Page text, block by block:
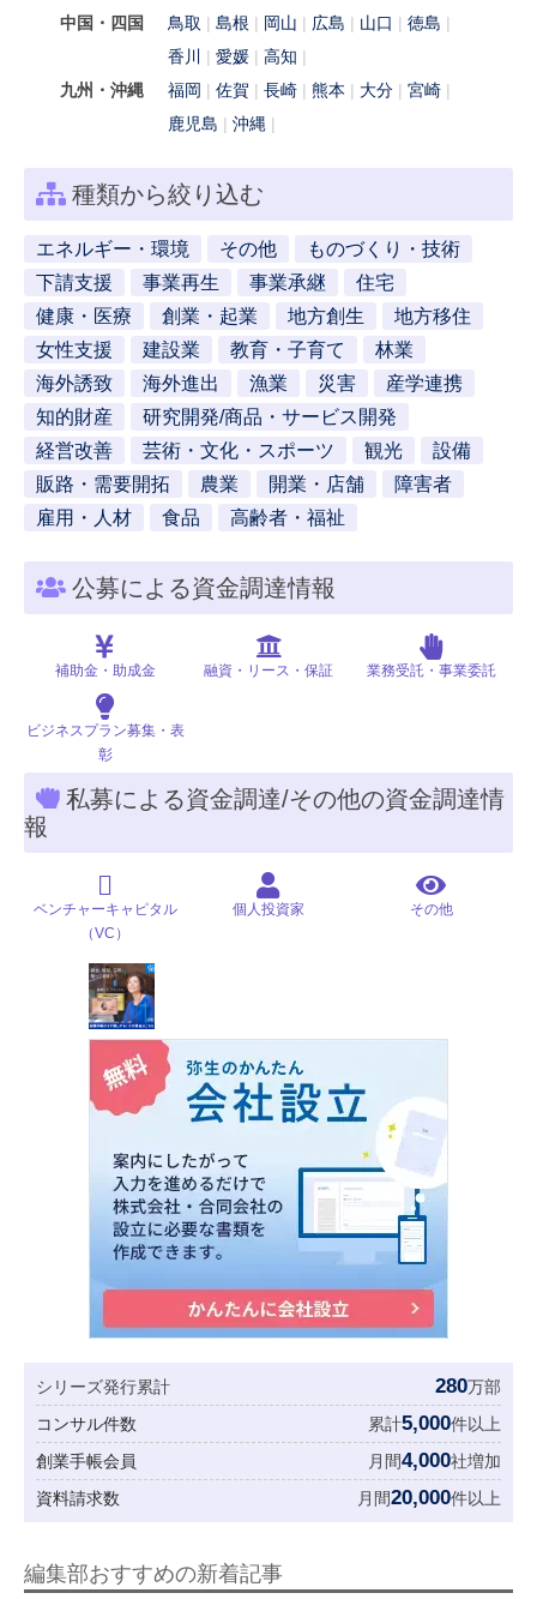
中国・四国
鳥取 島根 岡山 広島 山口
徳島
香川
愛媛
高知
九州・沖縄
福岡 佐賀 長崎 熊本 大分
宮崎
鹿児島
沖縄
種類から絞り込む
エネルギー・環境 その他
ものづくり・技術
下請支援
事業再生 事業承継
住宅
健康・医療
創業・起業 地方創生
地方移住
女性支援
建設業 教育・子育て
林業
海外誘致
海外進出 漁業 災害
産学連携
知的財産
研究開発/商品・サービス開発
経営改善
芸術・文化・スポーツ 観光
設備
販路・需要開拓
農業 開業・店舗
障害者
雇用・人材
食品 高齢者・福祉
公募による資金調達情報
補助金・助成金 融資・リース・保証 業務受託・事業委託
ビジネスプラン募集・表
彰
私募による資金調達/その他の資金調達情
報
ベンチャーキャピタル
（VC）
個人投資家 その他
シリーズ発行累計 280万部
コンサル件数
累計5,000件以上
創業手帳会員
月間4,000社増加
資料請求数
月間20,000件以上
編集部おすすめの新着記事